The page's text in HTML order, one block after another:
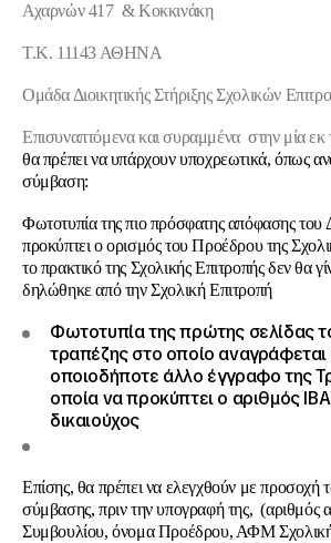
Αχαρνών 417 & Κοκκινάκη
Τ.Κ. 11143 ΑΘΗΝΑ
Ομάδα Διοικητικής Στήριξης Σχολικών
Επισυναπτόμενα και συραμμένα στην μία
θα πρέπει να υπάρχουν υποχρεωτικά, όπως
σύμβαση:
Φωτοτυπία της πιο πρόσφατης απόφασης του
προκύπτει ο ορισμός του Προέδρου της
το πρακτικό της Σχολικής Επιτροπής δεν θα
δηλώθηκε από την Σχολική Επιτροπή
Φωτοτυπία της πρώτης σελίδας
τραπέζης στο οποίο
οποιοδήποτε άλλο έγγραφο της
οποία να προκύπτει ο αριθμός
δικαιούχος
Επίσης, θα πρέπει να ελεγχθούν με προσοχή
σύμβασης, πριν την υπογραφή της, (αριθμός
Συμβουλίου, όνομα Προέδρου, ΑΦΜ